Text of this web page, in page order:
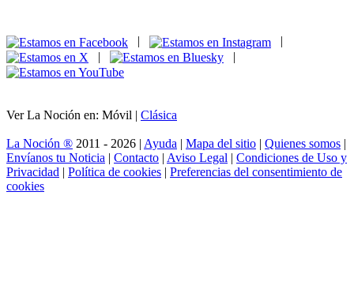
|
|
Ver La Noción en: Móvil | Clásica
La Noción ® 2011 - 2026 | Ayuda | Mapa del sitio | Quienes somos |
Envíanos tu Noticia | Contacto | Aviso Legal | Condiciones de Uso y
Privacidad | Política de cookies | Preferencias del consentimiento de
cookies